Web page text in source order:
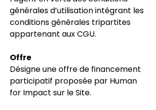
générales d’utilisation intégrant les
conditions générales tripartites
appartenant aux CGU.
Offre
Désigne une offre de financement
participatif proposée par Human
for Impact sur le Site.